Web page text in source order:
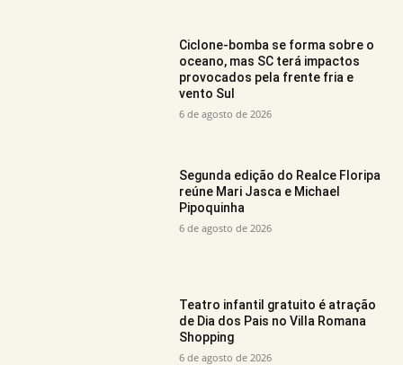
Ciclone-bomba se forma sobre o
oceano, mas SC terá impactos
provocados pela frente fria e
vento Sul
6 de agosto de 2026
Segunda edição do Realce Floripa
reúne Mari Jasca e Michael
Pipoquinha
6 de agosto de 2026
Teatro infantil gratuito é atração
de Dia dos Pais no Villa Romana
Shopping
6 de agosto de 2026